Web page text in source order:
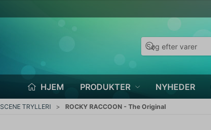
HJEM PRODUKTER NYHEDER
SCENE TRYLLERI ROCKY RACCOON - The Original